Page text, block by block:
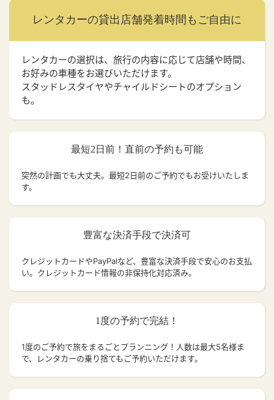
レンタカーの貸出店舗発着時間もご自由に
レンタカーの選択は、旅行の内容に応じて店舗や時間、
お好みの車種をお選びいただけます。
スタッドレスタイヤやチャイルドシートのオプション
も。
最短2日前！直前の予約も可能
突然の計画でも大丈夫。 最短2日前のご予約でもお受けいたしま
す。
豊富な決済手段で決済可
クレジットカードやPayPalなど、豊富な決済手段で安心のお支払
い。クレジットカード情報の非保持化対応済み。
1度の予約で完結！
1度のご予約で旅をまるごとプランニング！人数は最大5名様ま
で、レンタカーの乗り捨てもご予約いただけます。